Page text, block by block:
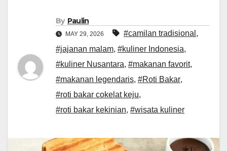
By Paulin
MAY 29, 2026 #camilan tradisional ,
#jajanan malam, #kuliner Indonesia,
#kuliner Nusantara, #makanan favorit,
#makanan legendaris, #Roti Bakar,
#roti bakar cokelat keju,
#roti bakar kekinian, #wisata kuliner